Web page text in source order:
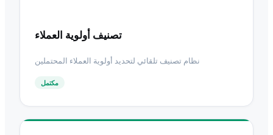
تصنيف أولوية العملاء
نظام تصنيف تلقائي لتحديد أولوية العملاء المحتملين
مكتمل